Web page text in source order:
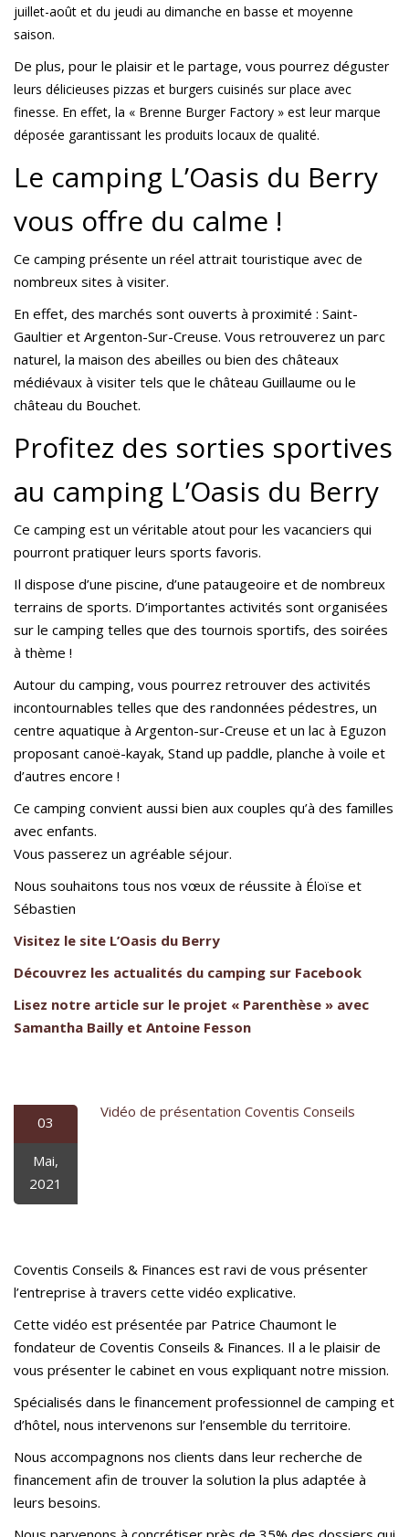
juillet-août et du jeudi au dimanche en basse et moyenne
saison.
De plus, pour le plaisir et le partage, vous pourrez déguster
leurs délicieuses pizzas et burgers cuisinés sur place avec
finesse. En effet, la « Brenne Burger Factory » est leur marque
déposée garantissant les produits locaux de qualité.
Le camping L’Oasis du Berry
vous offre du calme !
Ce camping présente un réel attrait touristique avec de
nombreux sites à visiter.
En effet, des marchés sont ouverts à proximité : Saint-
Gaultier et Argenton-Sur-Creuse. Vous retrouverez un parc
naturel, la maison des abeilles ou bien des châteaux
médiévaux à visiter tels que le château Guillaume ou le
château du Bouchet.
Profitez des sorties sportives
au camping L’Oasis du Berry
Ce camping est un véritable atout pour les vacanciers qui
pourront pratiquer leurs sports favoris.
Il dispose d’une piscine, d’une pataugeoire et de nombreux
terrains de sports. D’importantes activités sont organisées
sur le camping telles que des tournois sportifs, des soirées
à thème !
Autour du camping, vous pourrez retrouver des activités
incontournables telles que des randonnées pédestres, un
centre aquatique à Argenton-sur-Creuse et un lac à Eguzon
proposant canoë-kayak, Stand up paddle, planche à voile et
d’autres encore !
Ce camping convient aussi bien aux couples qu’à des familles
avec enfants.
Vous passerez un agréable séjour.
Nous souhaitons tous nos vœux de réussite à Éloïse et
Sébastien
Visitez le site L’Oasis du Berry
Découvrez les actualités du camping sur Facebook
Lisez notre article sur le projet « Parenthèse » avec
Samantha Bailly et Antoine Fesson
03
Mai,
2021
Vidéo de présentation Coventis Conseils
Coventis Conseils & Finances est ravi de vous présenter
l’entreprise à travers cette vidéo explicative.
Cette vidéo est présentée par Patrice Chaumont le
fondateur de Coventis Conseils & Finances. Il a le plaisir de
vous présenter le cabinet en vous expliquant notre mission.
Spécialisés dans le financement professionnel de camping et
d’hôtel, nous intervenons sur l’ensemble du territoire.
Nous accompagnons nos clients dans leur recherche de
financement afin de trouver la solution la plus adaptée à
leurs besoins.